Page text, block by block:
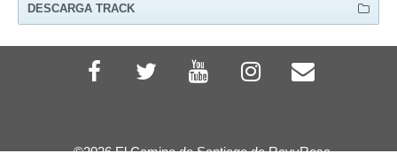
DESCARGA TRACK
©2026 El Camino de Santiago de RayyRosa